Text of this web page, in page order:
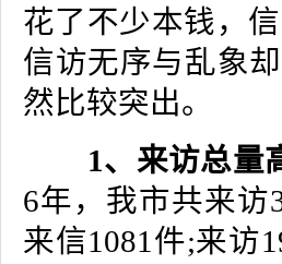
花了不少本钱，
信访无序与乱象
然比较突出。
1、来访总量
6年，我市共来访
来信1081件;来访